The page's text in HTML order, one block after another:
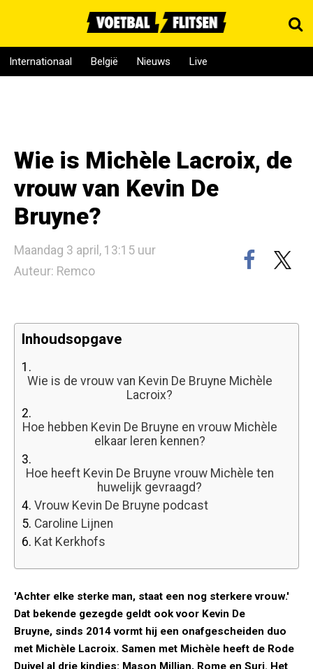
Internationaal België Nieuws Live
Wie is Michèle Lacroix, de
vrouw van Kevin De
Bruyne?
Maandag 3 april, 13:15 uur
Auteur: Remco
Inhoudsopgave
1.
Wie is de vrouw van Kevin De Bruyne Michèle
Lacroix?
2.
Hoe hebben Kevin De Bruyne en vrouw Michèle
elkaar leren kennen?
3.
Hoe heeft Kevin De Bruyne vrouw Michèle ten
huwelijk gevraagd?
4. Vrouw Kevin De Bruyne podcast
5. Caroline Lijnen
6. Kat Kerkhofs
'Achter elke sterke man, staat een nog sterkere vrouw.'
Dat bekende gezegde geldt ook voor Kevin De
Bruyne, sinds 2014 vormt hij een onafgescheiden duo
met Michèle Lacroix. Samen met Michèle heeft de Rode
Duivel al drie kindjes: Mason Millian, Rome en Suri. Het